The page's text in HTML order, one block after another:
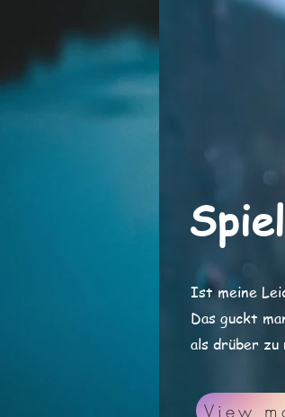
Ist meine
Das guckt
als drüber zu
View